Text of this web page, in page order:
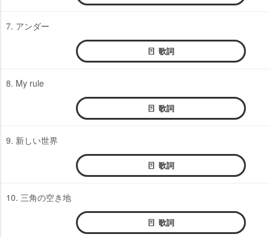
7. アンダー
歌詞
8. My rule
歌詞
9. 新しい世界
歌詞
10. 三角の空き地
歌詞